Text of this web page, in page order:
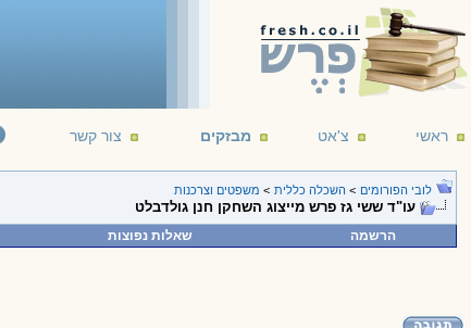
ראשי צ'אט מבזקים צור קשר
לובי הפורומים > השכלה כללית > משפטים וצרכנות
עו"ד ששי גז פרש מייצוג השחקן חנן גולדבלט
הרשמה שאלות נפוצות